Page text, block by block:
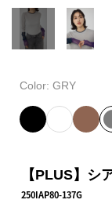
Color: GRY
【PLUS】シ
250IAP80-137G